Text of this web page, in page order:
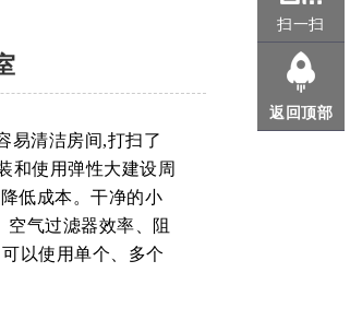
清洁房间,打扫了
和使用弹性大建设周
低成本。干净的小
气过滤器效率、阻
以使用单个、多个
扫一扫
返回顶部